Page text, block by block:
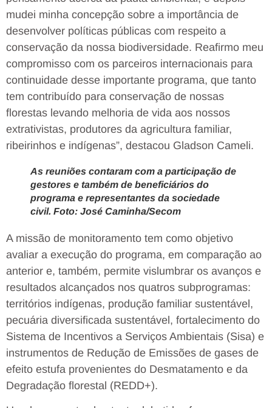
mudei minha concepção sobre a importância de
desenvolver políticas públicas com respeito a
conservação da nossa biodiversidade. Reafirmo meu
compromisso com os parceiros internacionais para
continuidade desse importante programa, que tanto
tem contribuído para conservação de nossas
florestas levando melhoria de vida aos nossos
extrativistas, produtores da agricultura familiar,
ribeirinhos e indígenas”, destacou Gladson Cameli.
As reuniões contaram com a participação de
gestores e também de beneficiários do
programa e representantes da sociedade
civil. Foto: José Caminha/Secom
A missão de monitoramento tem como objetivo
avaliar a execução do programa, em comparação ao
anterior e, também, permite vislumbrar os avanços e
resultados alcançados nos quatros subprogramas:
territórios indígenas, produção familiar sustentável,
pecuária diversificada sustentável, fortalecimento do
Sistema de Incentivos a Serviços Ambientais (Sisa) e
instrumentos de Redução de Emissões de gases de
efeito estufa provenientes do Desmatamento e da
Degradação florestal (REDD+).